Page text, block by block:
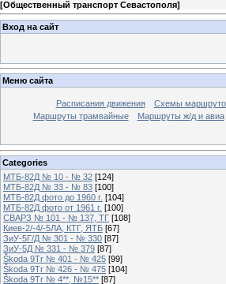
[Общественный транспорт Севастополя]
Вход на сайт
Меню сайта
Расписания движения Схемы
Маршруты трамвайные
Маршруты ж/д и авиа
Categories
МТБ-82Д № 10 - № 32 [124]
МТБ-82Д № 33 - № 83 [100]
МТБ-82Д фото до 1960 г. [104]
МТБ-82Д фото от 1961 г. [100]
СВАРЗ № 101 - № 137, ТГ [108]
Киев-2/-4/-5ЛА, КТГ, ЯТБ [67]
ЗиУ-5Г/Д № 301 - № 330 [87]
ЗиУ-5Д № 331 - № 379 [87]
Škoda 9Tr № 401 - № 425 [99]
Škoda 9Tr № 426 - № 475 [104]
Škoda 9Tr № 4**, №15** [87]